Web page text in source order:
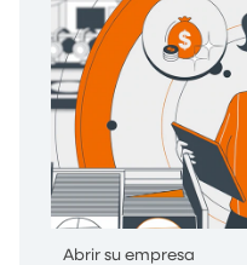
Abrir su empresa